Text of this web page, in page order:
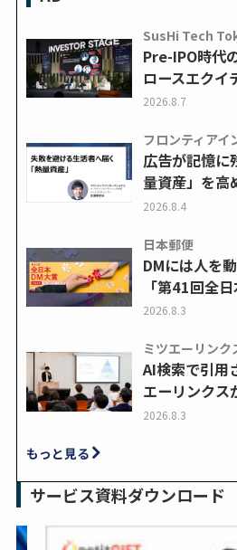
SusHi Tech
Pre-IPO時代
ロースエクイ
2026.8.7
フロンティアイ
広告が記憶に
量資産」を
2026.8.4
日本郵便
DMには人を
「第41回全
2026.8.3
ミツエーリンク
AI検索で引
エーリンクス
2026.8.3
もっと見る
サービス資料ダウンロード